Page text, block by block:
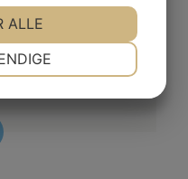
også fået
“Æresmedlem –
er
kandidater til
JA
ALLE